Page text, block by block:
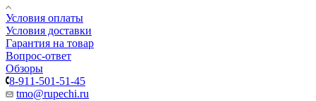
Условия оплаты
Условия доставки
Гарантия на товар
Вопрос-ответ
Обзоры
8-911-501-51-45
tmo@rupechi.ru